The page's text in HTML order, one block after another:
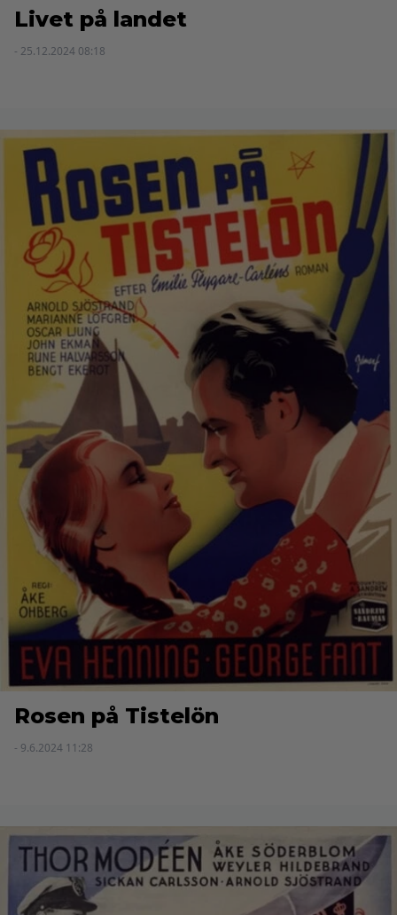
Livet på landet
- 25.12.2024 08:18
Rosen på Tistelön
- 9.6.2024 11:28